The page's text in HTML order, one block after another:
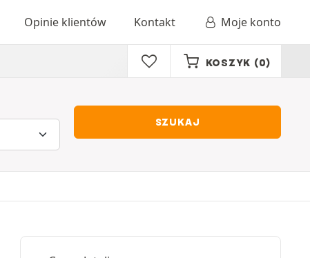
Opinie klientów Kontakt Moje konto
KOSZYK (0)
SZUKAJ